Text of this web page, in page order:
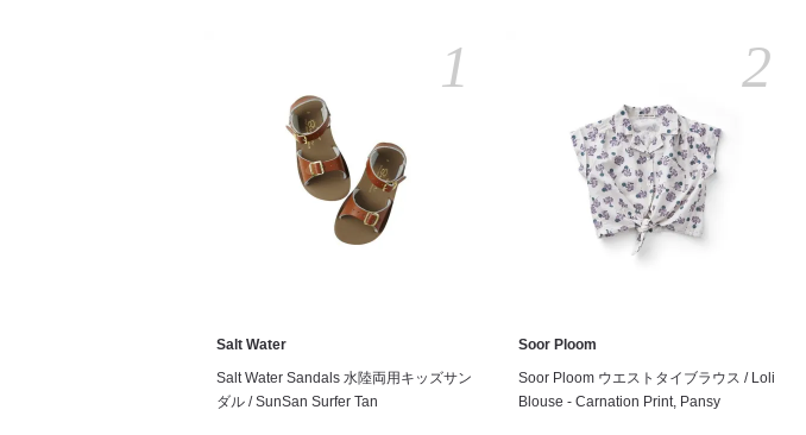
Salt Water
Salt Water Sandals 水陸両用キッズサン
ダル / SunSan Surfer Tan
1
Soor Ploom
Soor Ploom ウエストタイブラウス / Loli
Blouse - Carnation Print, Pansy
2